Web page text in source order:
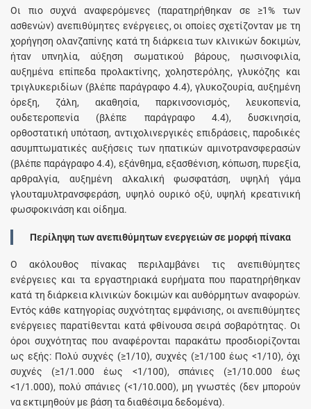
Οι πιο συχνά αναφερόμενες (παρατηρήθηκαν σε ≥1% των
ασθενών) ανεπιθύμητες ενέργειες, οι οποίες σχετίζονταν με τη
χορήγηση ολανζαπίνης κατά τη διάρκεια των κλινικών δοκιμών,
ήταν υπνηλία, αύξηση σωματικού βάρους, ηωσινοφιλία,
αυξημένα επίπεδα προλακτίνης, χοληστερόλης, γλυκόζης και
τριγλυκεριδίων (βλέπε παράγραφο 4.4), γλυκοζουρία, αυξημένη
όρεξη, ζάλη, ακαθησία, παρκινσονισμός, λευκοπενία,
ουδετεροπενία (βλέπε παράγραφο 4.4), δυσκινησία,
ορθοστατική υπόταση, αντιχολινεργικές επιδράσεις, παροδικές
ασυμπτωματικές αυξήσεις των ηπατικών αμινοτρανσφερασών
(βλέπε παράγραφο 4.4), εξάνθημα, εξασθένιση, κόπωση, πυρεξία,
αρθραλγία, αυξημένη αλκαλική φωσφατάση, υψηλή γάμα
γλουταμυλτρανσφεράση, υψηλό ουρικό οξύ, υψηλή κρεατινική
φωσφοκινάση και οίδημα.
Περίληψη των ανεπιθύμητων ενεργειών σε μορφή πίνακα
Ο ακόλουθος πίνακας περιλαμβάνει τις ανεπιθύμητες
ενέργειες και τα εργαστηριακά ευρήματα που παρατηρήθηκαν
κατά τη διάρκεια κλινικών δοκιμών και αυθόρμητων αναφορών.
Εντός κάθε κατηγορίας συχνότητας εμφάνισης, οι ανεπιθύμητες
ενέργειες παρατίθενται κατά φθίνουσα σειρά σοβαρότητας. Οι
όροι συχνότητας που αναφέρονται παρακάτω προσδιορίζονται
ως εξής: Πολύ συχνές (≥1/10), συχνές (≥1/100 έως <1/10), όχι
συχνές (≥1/1.000 έως <1/100), σπάνιες (≥1/10.000 έως
<1/1.000), πολύ σπάνιες (<1/10.000), μη γνωστές (δεν μπορούν
να εκτιμηθούν με βάση τα διαθέσιμα δεδομένα).